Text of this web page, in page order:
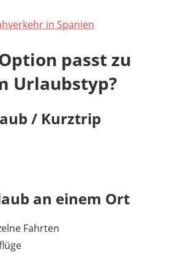
in Spanien
passt zu
Urlaubstyp?
/ Kurztrip
an einem Ort
Fahrten